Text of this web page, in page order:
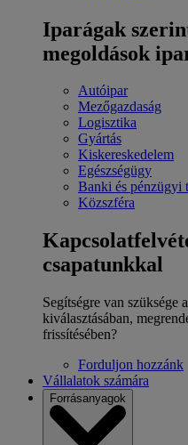
Iparágak
megoldások
Autóipar
Mezőgazdaság
Logisztika
Gyártás
Kiskereskedelem
Egészségügy
Banki és pénzügyi
Közszféra
csapatunkkal
Segítségre van szüksége
kiválasztásában,
frissítésében?
Forduljon hozzánk
Vállalatok számára
Forrásanyagok